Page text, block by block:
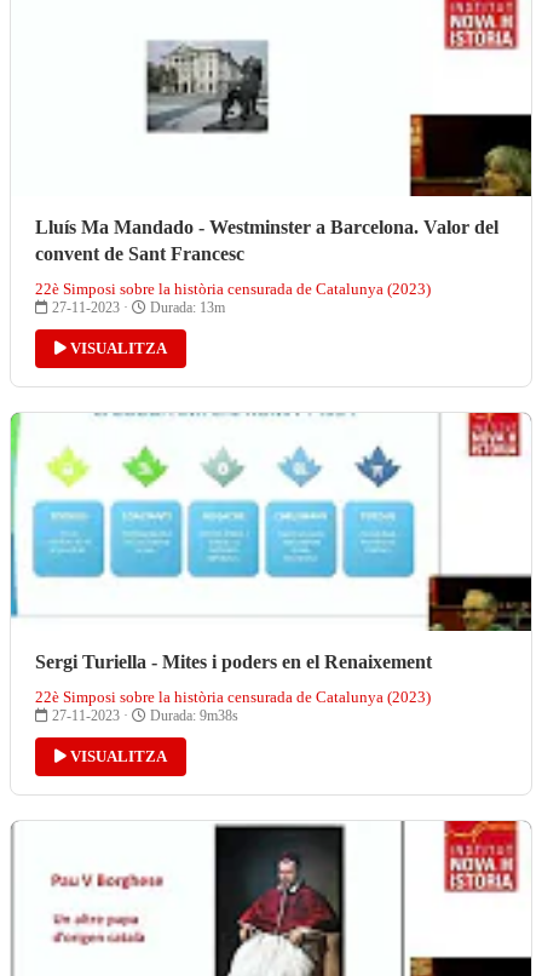
Lluís Ma Mandado - Westminster a Barcelona. Valor del
convent de Sant Francesc
22è Simposi sobre la història censurada de Catalunya (2023)
27-11-2023 · Durada: 13m
VISUALITZA
Sergi Turiella - Mites i poders en el Renaixement
22è Simposi sobre la història censurada de Catalunya (2023)
27-11-2023 · Durada: 9m38s
VISUALITZA